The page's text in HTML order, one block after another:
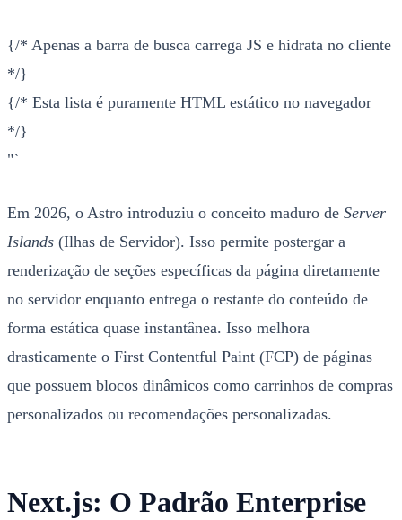
{/* Apenas a barra de busca carrega JS e hidrata no cliente
*/}
{/* Esta lista é puramente HTML estático no navegador
*/}
"`
Em 2026, o Astro introduziu o conceito maduro de Server
Islands (Ilhas de Servidor). Isso permite postergar a
renderização de seções específicas da página diretamente
no servidor enquanto entrega o restante do conteúdo de
forma estática quase instantânea. Isso melhora
drasticamente o First Contentful Paint (FCP) de páginas
que possuem blocos dinâmicos como carrinhos de compras
personalizados ou recomendações personalizadas.
Next.js: O Padrão Enterprise